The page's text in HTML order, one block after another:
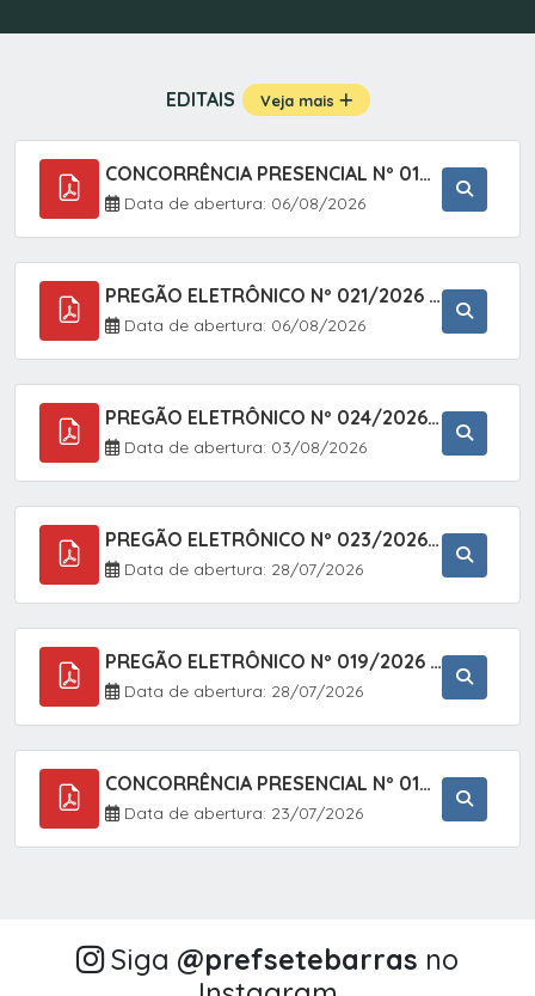
EDITAIS Veja mais
CONCORRÊNCIA PRESENCIAL Nº 019/2025 - PAVIMENTAÇÃO ASFÁLTICA EM TRECHO DA RUA 2 NO BAIRRO VILA SOARES NO MUNICÍPIO DE SETE BARRAS/SP.
Data de abertura: 06/08/2026
PREGÃO ELETRÔNICO Nº 021/2026 - AQUISIÇÃO DE CONTENTORES E CARRINHOS, DESTINADOS A COLETIVA E MANEJO DE RESÍDUOS SÓLIDOS, ATRAVÉS DO SISTEMA DE REGISTRO DE PREÇOS (SRP)
Data de abertura: 06/08/2026
PREGÃO ELETRÔNICO Nº 024/2026 - AQUISIÇÃO DE GÁS MEDICINAL TIPO OXIGÊNIO (1,00 M3, 3,00 M3 E 10,00 M3), EM ATENDIMENTO À SECRETARIA MUNICIPAL DE SAÚDE, ATRAVÉS DO SISTEMA DE REGISTRO DE PREÇOS (SRP)
Data de abertura: 03/08/2026
PREGÃO ELETRÔNICO Nº 023/2026 - AQUISIÇÃO DE ENXOVAL INFANTIL, EM ATENDIMENTO À SECRETARIA MUNICIPAL DE EDUCAÇÃO, ATRAVÉS DO SISTEMA DE REGISTRO DE PREÇOS (SRP).
Data de abertura: 28/07/2026
PREGÃO ELETRÔNICO Nº 019/2026 - CONTRATAÇÃO DE EMPRESA ESPECIALIZADA PARA A PRESTAÇÃO DE SERVIÇOS VETERINÁRIOS CLÍNICOS E CIRÚRGICOS, COM FOCO EM AÇÕES DE SAÚDE PÚBLICA, BEM-ESTAR ANIMAL E CONTROLE POPULACIONAL ÉTICO DE CÃES E GATOS, EM ATENDIMENTO À
Data de abertura: 28/07/2026
CONCORRÊNCIA PRESENCIAL Nº 018/2026 - PAVIMENTAÇÃO ASFÁLTICA NO BAIRRO VOTUPOCA ? ESTRADA DA RAPOSA, NO MUNICÍPIO DE SETE BARRAS/SP
Data de abertura: 23/07/2026
Siga @‌prefsetebarras no